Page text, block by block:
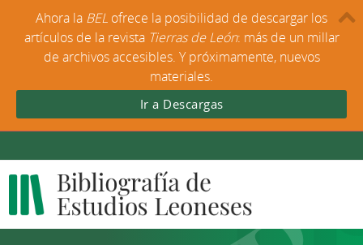
Ahora la BEL ofrece la posibilidad de descargar los
artículos de la revista Tierras de León: más de un millar
de archivos accesibles. Y próximamente, nuevos
materiales.
Ir a Descargas